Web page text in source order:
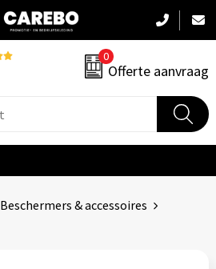
0
Offerte aanvraag
Beschermers & accessoires